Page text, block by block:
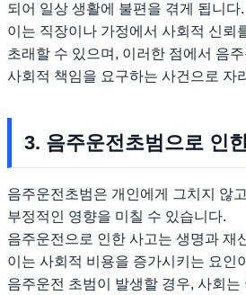
되어 일상 생활에 불편을 겪게 됩니다.
이는 직장이나 가정에서 사회적 신뢰
초래할 수 있으며, 이러한 점에서 음
사회적 책임을 요구하는 사건으로 자
3. 음주운전초범으로 인
음주운전초범은 개인에게 그치지 않
부정적인 영향을 미칠 수 있습니다.
음주운전으로 인한 사고는 생명과 재
이는 사회적 비용을 증가시키는 요인
음주운전 초범이 발생할 경우, 사회는